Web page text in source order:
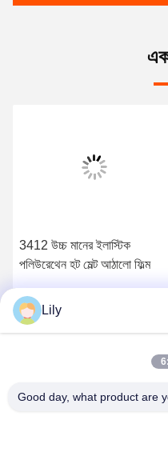
3412 উচ্চ মানের ইলাস্টিক
পলিউরেথেন হট মেল্ট আঠালো ফিল্ম
Lily
Good day, what product are